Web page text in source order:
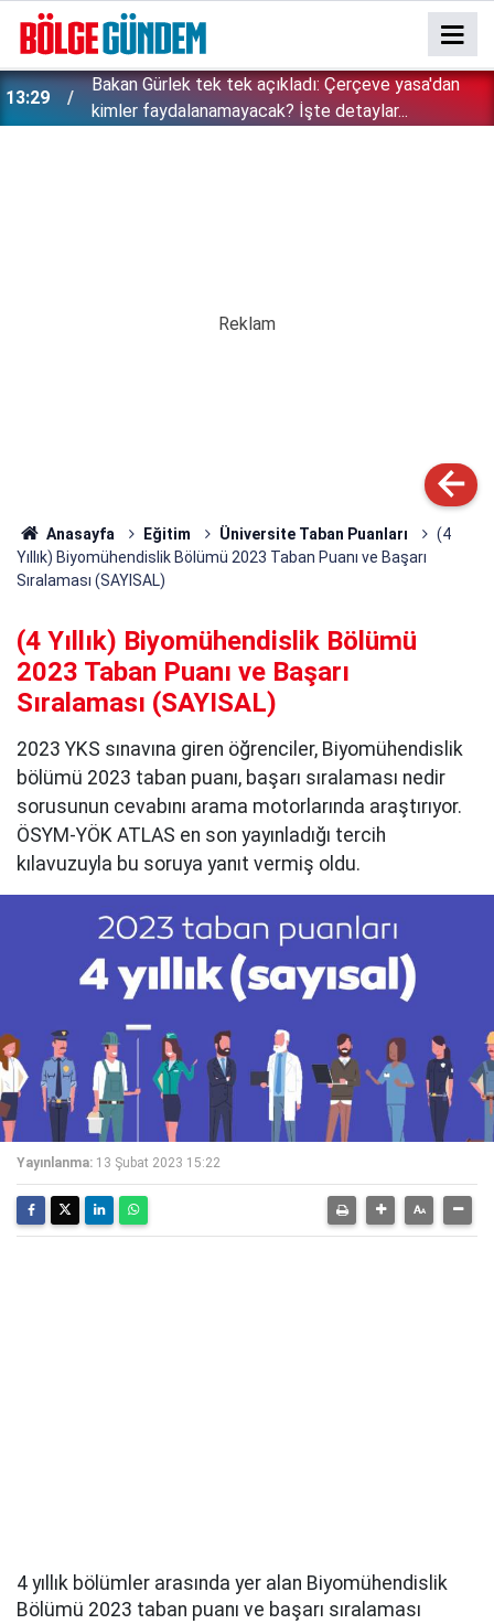
13:29
Bakan Gürlek tek tek açıkladı: Çerçeve yasa'dan
kimler faydalanamayacak? İşte detaylar...
Anasayfa Eğitim Üniversite Taban Puanları
(4
Yıllık) Biyomühendislik Bölümü 2023 Taban Puanı ve Başarı
Sıralaması (SAYISAL)
(4 Yıllık) Biyomühendislik Bölümü
2023 Taban Puanı ve Başarı
Sıralaması (SAYISAL)
2023 YKS sınavına giren öğrenciler, Biyomühendislik
bölümü 2023 taban puanı, başarı sıralaması nedir
sorusunun cevabını arama motorlarında araştırıyor.
ÖSYM-YÖK ATLAS en son yayınladığı tercih
kılavuzuyla bu soruya yanıt vermiş oldu.
Yayınlanma: 13 Şubat 2023 15:22
4 yıllık bölümler arasında yer alan Biyomühendislik
Bölümü 2023 taban puanı ve başarı sıralaması